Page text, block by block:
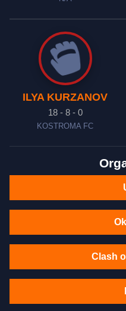
ILYA KURZANOV
18 - 8 - 0
KOSTROMA FC
Clash